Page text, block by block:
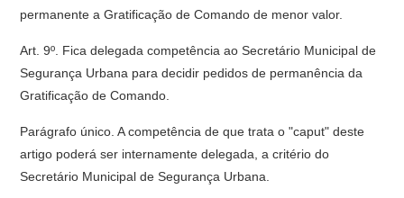
permanente a Gratificação de Comando de menor valor.
Art. 9º. Fica delegada competência ao Secretário Municipal de
Segurança Urbana para decidir pedidos de permanência da
Gratificação de Comando.
Parágrafo único. A competência de que trata o "caput" deste
artigo poderá ser internamente delegada, a critério do
Secretário Municipal de Segurança Urbana.